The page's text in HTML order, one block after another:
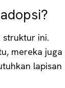
struktur ini.
mereka juga
lapisan